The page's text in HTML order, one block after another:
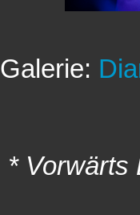
Galerie:
* Vorwärts